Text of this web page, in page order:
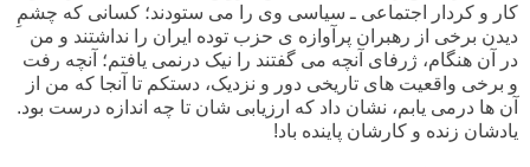
کار و کردار اجتماعی ـ سیاسی وی را می ستودند؛ کسانی که چشمِ
دیدن برخی از رهبران پرآوازه ی حزب توده ایران را نداشتند و من
در آن هنگام، ژرفای آنچه می گفتند را نیک درنمی یافتم؛ آنچه رفت
و برخی واقعیت های تاریخی دور و نزدیک، دستکم تا آنجا که من از
آن ها درمی یابم، نشان داد که ارزیابی شان تا چه اندازه درست بود.
یادشان زنده و کارشان پاینده باد!